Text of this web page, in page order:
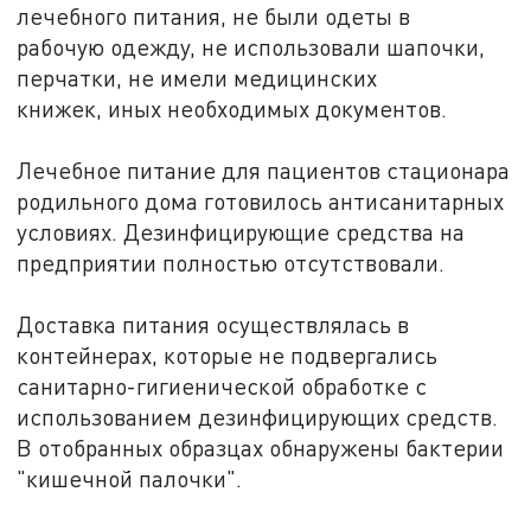
лечебного питания, не были одеты в
рабочую одежду, не использовали шапочки,
перчатки, не имели медицинских
книжек, иных необходимых документов.
Лечебное питание для пациентов стационара
родильного дома готовилось антисанитарных
условиях. Дезинфицирующие средства на
предприятии полностью отсутствовали.
Доставка питания осуществлялась в
контейнерах, которые не подвергались
санитарно-гигиенической обработке с
использованием дезинфицирующих средств.
В отобранных образцах обнаружены бактерии
"кишечной палочки".